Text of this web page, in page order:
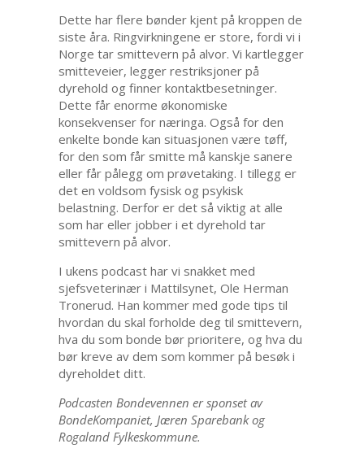
Dette har flere bønder kjent på kroppen de
siste åra. Ringvirkningene er store, fordi vi i
Norge tar smittevern på alvor. Vi kartlegger
smitteveier, legger restriksjoner på
dyrehold og finner kontaktbesetninger.
Dette får enorme økonomiske
konsekvenser for næringa. Også for den
enkelte bonde kan situasjonen være tøff,
for den som får smitte må kanskje sanere
eller får pålegg om prøvetaking. I tillegg er
det en voldsom fysisk og psykisk
belastning. Derfor er det så viktig at alle
som har eller jobber i et dyrehold tar
smittevern på alvor.
I ukens podcast har vi snakket med
sjefsveterinær i Mattilsynet, Ole Herman
Tronerud. Han kommer med gode tips til
hvordan du skal forholde deg til smittevern,
hva du som bonde bør prioritere, og hva du
bør kreve av dem som kommer på besøk i
dyreholdet ditt.
Podcasten Bondevennen er sponset av
BondeKompaniet, Jæren Sparebank og
Rogaland Fylkeskommune.